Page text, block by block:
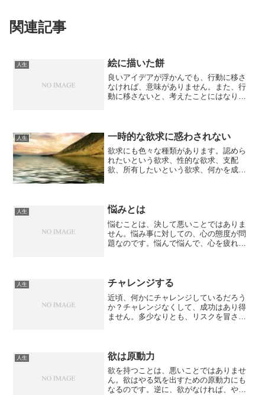
関連記事
人生 絵に描いた餅
良いアイデアが浮かんでも、行動に移さ
なければ、意味がありません。また、行
動に移さないと、考えたことにはなりま
考えもせずに行動すること...
人生 一時的な欲求に惑わされない
欲求にも色々な種類があります。認めら
れたいという欲求、性的な欲求、支配
欲、所有したいという欲求、何かを成し
して、気をつけなければなら...
人生 悩みとは
悩むことは、決して悪いことではありま
せん。悩み事に対しての、心の態度が問
題なのです。悩んで悩んで、心を疲れさ
長したがっている、心の叫...
人生 チャレンジする
近頃、何かにチャレンジしているだろう
か？チャレンジなくして、成功はあり得
ません。多少なりとも、リスクを冒さな
白されるのを待つだけの、...
人生 欲は原動力
欲を持つことは、悪いことではありませ
ん。欲はやる気を出すための原動力にも
なるのです。逆に、欲がなければ、やる